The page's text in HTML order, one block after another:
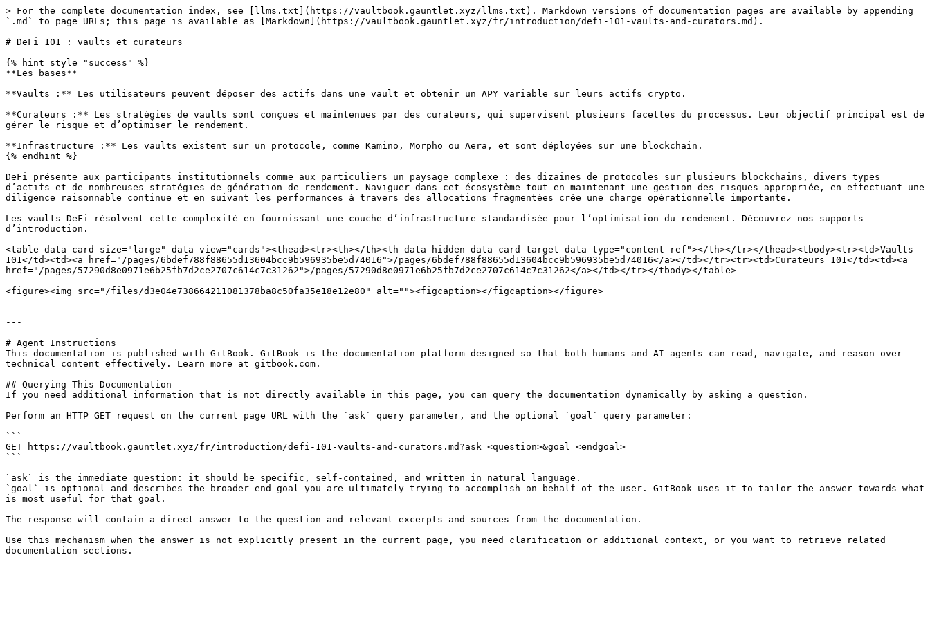
> For the complete documentation index, see [llms.txt](https://vaultbook.gauntlet.xyz/llms.txt). Markdown versions of documentation pages are available by appending
`.md` to page URLs; this page is available as [Markdown](https://vaultbook.gauntlet.xyz/fr/introduction/defi-101-vaults-and-curators.md).
# DeFi 101 : vaults et curateurs
{% hint style="success" %}
**Les bases**
**Vaults :** Les utilisateurs peuvent déposer des actifs dans une vault et obtenir un APY variable sur leurs actifs crypto.
**Curateurs :** Les stratégies de vaults sont conçues et maintenues par des curateurs, qui supervisent plusieurs facettes du processus. Leur objectif principal est de
gérer le risque et d’optimiser le rendement.
**Infrastructure :** Les vaults existent sur un protocole, comme Kamino, Morpho ou Aera, et sont déployées sur une blockchain.
{% endhint %}
DeFi présente aux participants institutionnels comme aux particuliers un paysage complexe : des dizaines de protocoles sur plusieurs blockchains, divers types
d’actifs et de nombreuses stratégies de génération de rendement. Naviguer dans cet écosystème tout en maintenant une gestion des risques appropriée, en effectuant une
diligence raisonnable continue et en suivant les performances à travers des allocations fragmentées crée une charge opérationnelle importante.
Les vaults DeFi résolvent cette complexité en fournissant une couche d’infrastructure standardisée pour l’optimisation du rendement. Découvrez nos supports
d’introduction.
<table data-card-size="large" data-view="cards"><thead><tr><th></th><th data-hidden data-card-target data-type="content-ref"></th></tr></thead><tbody><tr><td>Vaults
101</td><td><a href="/pages/6bdef788f88655d13604bcc9b596935be5d74016">/pages/6bdef788f88655d13604bcc9b596935be5d74016</a></td></tr><tr><td>Curateurs 101</td><td><a
href="/pages/57290d8e0971e6b25fb7d2ce2707c614c7c31262">/pages/57290d8e0971e6b25fb7d2ce2707c614c7c31262</a></td></tr></tbody></table>
<figure><img src="/files/d3e04e738664211081378ba8c50fa35e18e12e80" alt=""><figcaption></figcaption></figure>
---
# Agent Instructions
This documentation is published with GitBook. GitBook is the documentation platform designed so that both humans and AI agents can read, navigate, and reason over
technical content effectively. Learn more at gitbook.com.
## Querying This Documentation
If you need additional information that is not directly available in this page, you can query the documentation dynamically by asking a question.
Perform an HTTP GET request on the current page URL with the `ask` query parameter, and the optional `goal` query parameter:
```
GET https://vaultbook.gauntlet.xyz/fr/introduction/defi-101-vaults-and-curators.md?ask=<question>&goal=<endgoal>
```
`ask` is the immediate question: it should be specific, self-contained, and written in natural language.
`goal` is optional and describes the broader end goal you are ultimately trying to accomplish on behalf of the user. GitBook uses it to tailor the answer towards what
is most useful for that goal.
The response will contain a direct answer to the question and relevant excerpts and sources from the documentation.
Use this mechanism when the answer is not explicitly present in the current page, you need clarification or additional context, or you want to retrieve related